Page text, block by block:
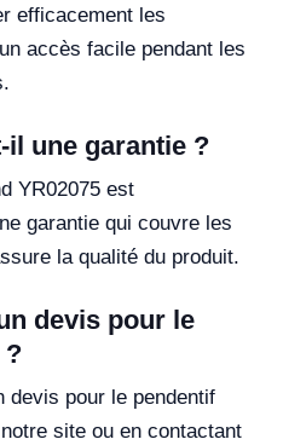
efficacement les
accès facile pendant les
il une garantie ?
YR02075 est
garantie qui couvre les
la qualité du produit.
devis pour le
?
devis pour le pendentif
site ou en contactant